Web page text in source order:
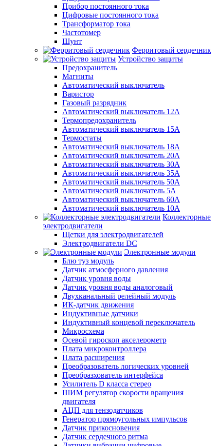
Прибор постоянного тока
Цифровые постоянного тока
Трансформатор тока
Частотомер
Шунт
Ферритовый сердечник
Устройство защиты
Предохранитель
Магниты
Автоматический выключатель
Варистор
Газовый разрядник
Автоматический выключатель 12А
Термопредохранитель
Автоматический выключатель 15А
Термостаты
Автоматический выключатель 18А
Автоматический выключатель 20А
Автоматический выключатель 30А
Автоматический выключатель 35А
Автоматический выключатель 50А
Автоматический выключатель 5А
Автоматический выключатель 60А
Автоматический выключатель 10А
Коллекторные
электродвигатели
Щетки для электродвигателей
Электродвигатели DC
Электронные модули
Блю туз модуль
Датчик атмосферного давления
Датчик уровня воды
Датчик уровня воды аналоговый
Двухканальный релейный модуль
ИК-датчик движения
Индуктивные датчики
Индуктивный концевой переключатель
Микросхема
Осевой гироскоп акселерометр
Плата микроконтроллера
Плата расширения
Преобразователь логических уровней
Преобразхователь интерфейса
Усилитель D класса стерео
ШИМ регулятор скорости вращения
двигателя
АЦП для тензодатчиков
Генератор прямоугольных импульсов
Датчик прикосновения
Датчик сердечного ритма